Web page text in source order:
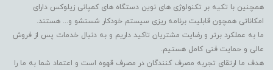
همچنین با تکیه بر تکنولوژی های نوین دستگاه های کمپانی زیلوکس دارای
امکاناتی همچون قابلیت برنامه ریزی سیستم خودکار شستشو و... هستند.
ما به عملکرد برتر و رضایت مشتریان تاکید داریم و به دنبال خدمات پس از فروش
عالی و حمایت فنی کامل هستیم.
هدف ما ارتقای تجربه مصرف کنندگان در مصرف قهوه است و اعتماد شما به ما را